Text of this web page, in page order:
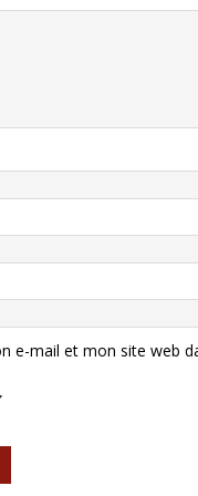
e-mail et mon site web